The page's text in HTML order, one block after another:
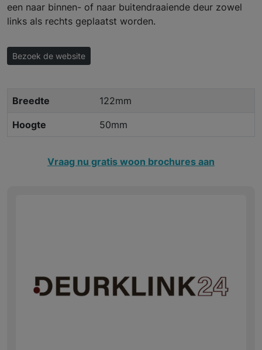
een naar binnen- of naar buitendraaiende deur zowel
links als rechts geplaatst worden.
Bezoek de website
Breedte 122mm
Hoogte 50mm
Vraag nu gratis woon brochures aan